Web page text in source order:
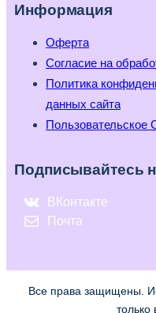
Информация
Оферта
Согласие на
Политика
данных сайта
Пользовательское
Подписывайтесь
ВКонтакте
Почта
Все права защищены.
только